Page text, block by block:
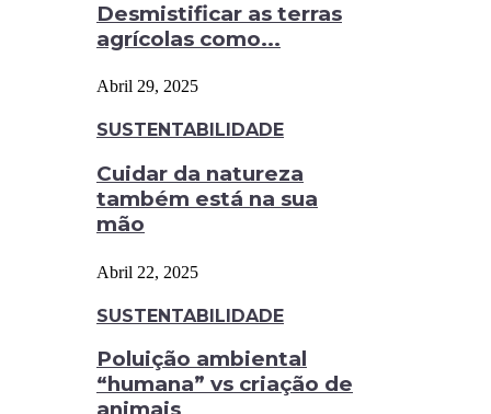
Desmistificar as terras
agrícolas como...
Abril 29, 2025
SUSTENTABILIDADE
Cuidar da natureza
também está na sua
mão
Abril 22, 2025
SUSTENTABILIDADE
Poluição ambiental
“humana” vs criação de